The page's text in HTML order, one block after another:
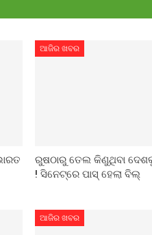
ଆଜିର ଖବର
ରୁଷଠାରୁ ତେଲ କିଣୁଥିବା
! ସିନେଟ୍‌ରେ ପାସ୍ ହେଲା ବିଲ୍
ଆଜିର ଖବର